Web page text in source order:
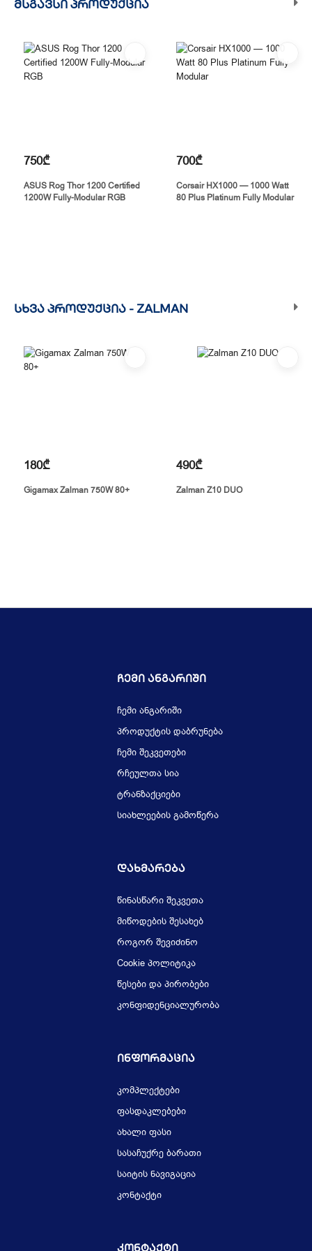
ᲛᲡᲒᲐᲕᲡᲘ ᲞᲠᲝᲓᲣᲥᲪᲘᲐ
750₾
ASUS Rog Thor 1200 Certified
1200W Fully-Modular RGB
700₾
Corsair HX1000 — 1000 Watt
80 Plus Platinum Fully Modular
ᲡᲮᲕᲐ ᲞᲠᲝᲓᲣᲥᲪᲘᲐ - ZALMAN
180₾
Gigamax Zalman 750W 80+
490₾
Zalman Z10 DUO
Ჩემი Ანგარიში
ჩემი ანგარიში
პროდუქტის დაბრუნება
ჩემი შეკვეთები
რჩეულთა სია
ტრანზაქციები
სიახლეების გამოწერა
Დახმარება
წინასწარი შეკვეთა
მიწოდების შესახებ
როგორ შევიძინო
Cookie პოლიტიკა
წესები და პირობები
კონფიდენციალურობა
Ინფორმაცია
კომპლექტები
ფასდაკლებები
ახალი ფასი
სასაჩუქრე ბარათი
საიტის ნავიგაცია
კონტაქტი
Კონტაქტი